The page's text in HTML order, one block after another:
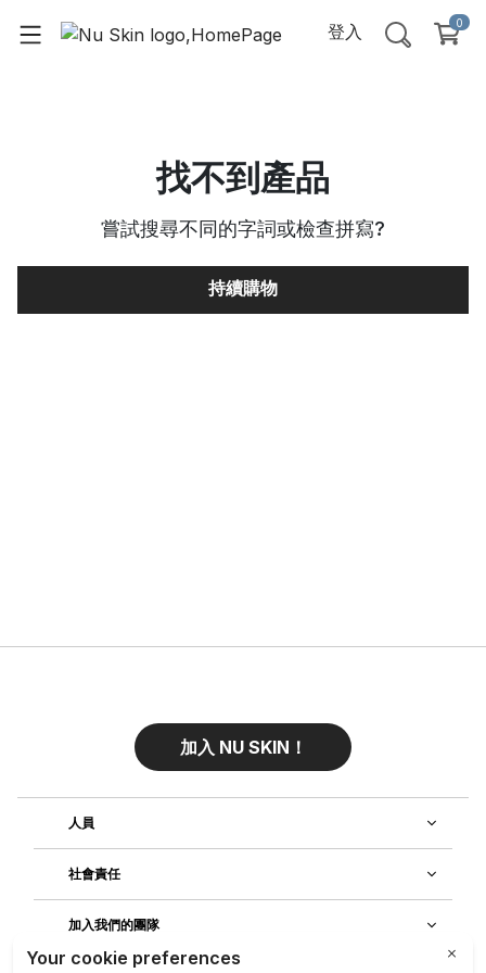
登入 0
找不到產品
嘗試搜尋不同的字詞或檢查拼寫?
持續購物
加入 NU SKIN！
人員
社會責任
加入我們的團隊